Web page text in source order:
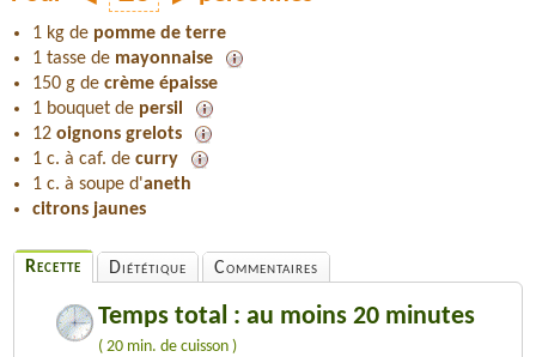
1 kg de pomme de terre
1 tasse de mayonnaise
150 g de crème épaisse
1 bouquet de persil
12 oignons grelots
1 c. à caf. de curry
1 c. à soupe d'aneth
citrons jaunes
Recette Diététique Commentaires
Temps total : au moins 20 minutes
( 20 min. de cuisson )